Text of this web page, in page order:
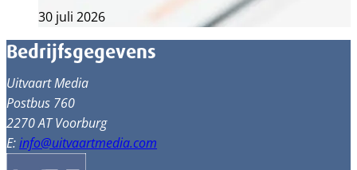
30 juli 2026
Bedrijfsgegevens
Uitvaart Media
Postbus 760
2270 AT Voorburg
E:info@uitvaartmedia.com